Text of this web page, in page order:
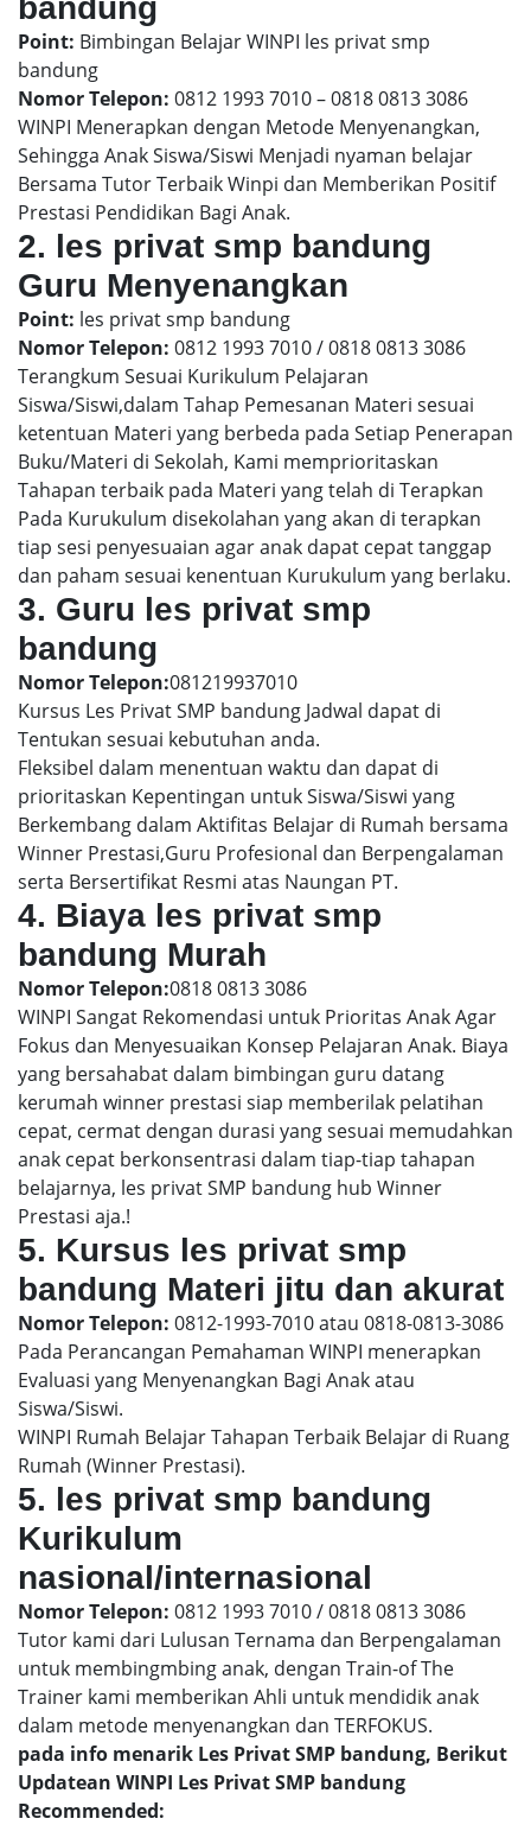
bandung
Point: Bimbingan Belajar WINPI les privat smp
bandung
Nomor Telepon: 0812 1993 7010 – 0818 0813 3086
WINPI Menerapkan dengan Metode Menyenangkan,
Sehingga Anak Siswa/Siswi Menjadi nyaman belajar
Bersama Tutor Terbaik Winpi dan Memberikan Positif
Prestasi Pendidikan Bagi Anak.
2. les privat smp bandung
Guru Menyenangkan
Point: les privat smp bandung
Nomor Telepon: 0812 1993 7010 / 0818 0813 3086
Terangkum Sesuai Kurikulum Pelajaran
Siswa/Siswi,dalam Tahap Pemesanan Materi sesuai
ketentuan Materi yang berbeda pada Setiap Penerapan
Buku/Materi di Sekolah, Kami memprioritaskan
Tahapan terbaik pada Materi yang telah di Terapkan
Pada Kurukulum disekolahan yang akan di terapkan
tiap sesi penyesuaian agar anak dapat cepat tanggap
dan paham sesuai kenentuan Kurukulum yang berlaku.
3. Guru les privat smp
bandung
Nomor Telepon:081219937010
Kursus Les Privat SMP bandung Jadwal dapat di
Tentukan sesuai kebutuhan anda.
Fleksibel dalam menentuan waktu dan dapat di
prioritaskan Kepentingan untuk Siswa/Siswi yang
Berkembang dalam Aktifitas Belajar di Rumah bersama
Winner Prestasi,Guru Profesional dan Berpengalaman
serta Bersertifikat Resmi atas Naungan PT.
4. Biaya les privat smp
bandung Murah
Nomor Telepon:0818 0813 3086
WINPI Sangat Rekomendasi untuk Prioritas Anak Agar
Fokus dan Menyesuaikan Konsep Pelajaran Anak. Biaya
yang bersahabat dalam bimbingan guru datang
kerumah winner prestasi siap memberilak pelatihan
cepat, cermat dengan durasi yang sesuai memudahkan
anak cepat berkonsentrasi dalam tiap-tiap tahapan
belajarnya, les privat SMP bandung hub Winner
Prestasi aja.!
5. Kursus les privat smp
bandung Materi jitu dan akurat
Nomor Telepon: 0812-1993-7010 atau 0818-0813-3086
Pada Perancangan Pemahaman WINPI menerapkan
Evaluasi yang Menyenangkan Bagi Anak atau
Siswa/Siswi.
WINPI Rumah Belajar Tahapan Terbaik Belajar di Ruang
Rumah (Winner Prestasi).
5. les privat smp bandung
Kurikulum
nasional/internasional
Nomor Telepon: 0812 1993 7010 / 0818 0813 3086
Tutor kami dari Lulusan Ternama dan Berpengalaman
untuk membingmbing anak, dengan Train-of The
Trainer kami memberikan Ahli untuk mendidik anak
dalam metode menyenangkan dan TERFOKUS.
pada info menarik Les Privat SMP bandung, Berikut
Updatean WINPI Les Privat SMP bandung
Recommended: